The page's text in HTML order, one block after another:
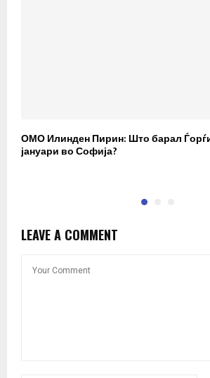
ОМО Илинден Пирин: Што барал
јануари во Софија?
LEAVE A COMMENT